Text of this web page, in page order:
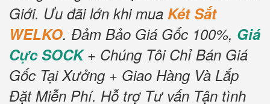
Giới. Ưu đãi lớn khi mua Két Sắt
WELKO. Đảm Bảo Giá Gốc 100%, Giá
Cực SOCK+ Chúng Tôi Chỉ Bán Giá
Gốc Tại Xưởng + Giao Hàng Và Lắp
Đặt Miễn Phí. Hỗ trợ Tư vấn Tận tình